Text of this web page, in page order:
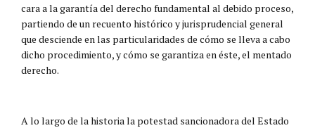
cara a la garantía del derecho fundamental al debido proceso,
partiendo de un recuento histórico y jurisprudencial general
que desciende en las particularidades de cómo se lleva a cabo
dicho procedimiento, y cómo se garantiza en éste, el mentado
derecho.
A lo largo de la historia la potestad sancionadora del Estado